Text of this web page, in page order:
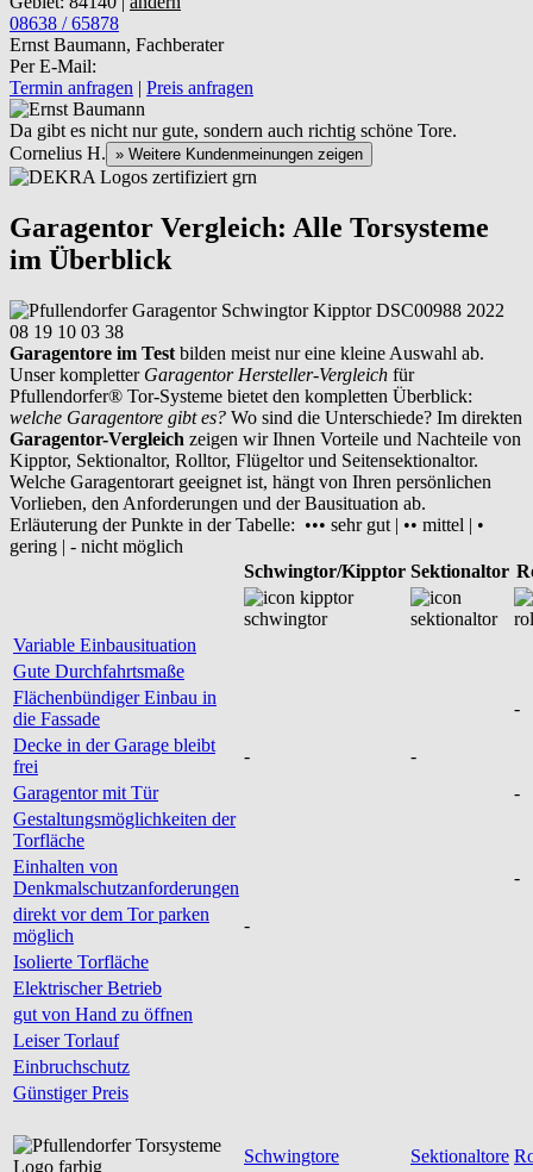
08638 / 65878
Ernst Baumann, Fachberater
Per E-Mail:
Termin anfragen | Preis anfragen
Da gibt es nicht nur gute, sondern auch richtig schöne Tore.
Cornelius H. » Weitere Kundenmeinungen zeigen
Garagentor Vergleich: Alle Torsysteme
im Überblick
Garagentore im Test bilden meist nur eine kleine Auswahl ab.
Unser kompletter Garagentor Hersteller-Vergleich für
Pfullendorfer® Tor-Systeme bietet den kompletten Überblick:
welche Garagentore gibt es? Wo sind die Unterschiede? Im direkten
Garagentor-Vergleich zeigen wir Ihnen Vorteile und Nachteile von
Kipptor, Sektionaltor, Rolltor, Flügeltor und Seitensektionaltor.
Welche Garagentorart geeignet ist, hängt von Ihren persönlichen
Vorlieben, den Anforderungen und der Bausituation ab.
Erläuterung der Punkte in der Tabelle: ••• sehr gut | •• mittel | •
gering | - nicht möglich
Schwingtor/Kipptor Sektionaltor
Variable Einbausituation
Gute Durchfahrtsmaße
Flächenbündiger Einbau in
die Fassade
-
Decke in der Garage bleibt
frei
-
-
Garagentor mit Tür
-
Gestaltungsmöglichkeiten der
Torfläche
Einhalten von
Denkmalschutzanforderungen
-
direkt vor dem Tor parken
möglich
-
Isolierte Torfläche
Elektrischer Betrieb
gut von Hand zu öffnen
Leiser Torlauf
Einbruchschutz
Günstiger Preis
Schwingtore Sektionaltore